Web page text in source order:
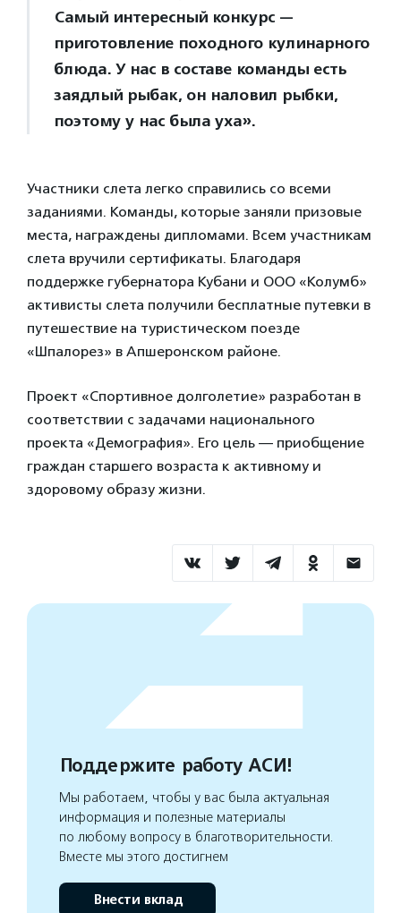
Самый интересный конкурс —
приготовление походного кулинарного
блюда. У нас в составе команды есть
заядлый рыбак, он наловил рыбки,
поэтому у нас была уха».
Участники слета легко справились со всеми
заданиями. Команды, которые заняли призовые
места, награждены дипломами. Всем участникам
слета вручили сертификаты. Благодаря
поддержке губернатора Кубани и ООО «Колумб»
активисты слета получили бесплатные путевки в
путешествие на туристическом поезде
«Шпалорез» в Апшеронском районе.
Проект «Спортивное долголетие» разработан в
соответствии с задачами национального
проекта «Демография». Его цель — приобщение
граждан старшего возраста к активному и
здоровому образу жизни.
Поддержите работу АСИ!
Мы работаем, чтобы у вас была актуальная
информация и полезные материалы
по любому вопросу в благотворительности.
Вместе мы этого достигнем
Внести вклад